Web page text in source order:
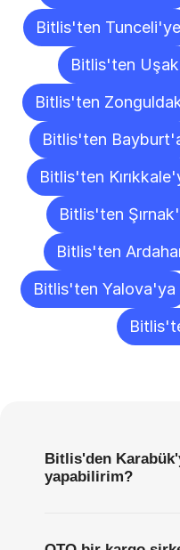
Bitlis'ten Tunceli'ye
Bitlis'ten
Bitlis'ten
Bitlis'ten
Bitlis'ten
Bitlis'ten
Bitlis'ten
Bitlis'ten Yalova'ya
Bitlis'den
yapabilirim?